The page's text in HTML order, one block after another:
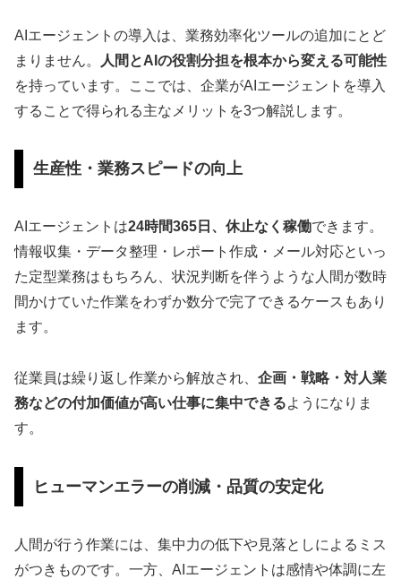
AIエージェントの導入は、業務効率化ツールの追加にとど
まりません。
人間とAIの役割分担を根本から変える可能性
を持っています。ここでは、企業がAIエージェントを導入
することで得られる主なメリットを3つ解説します。
生産性・業務スピードの向上
AIエージェントは24時間365日、休止なく稼働できます。
情報収集・データ整理・レポート作成・メール対応といっ
た定型業務はもちろん、状況判断を伴うような人間が数時
間かけていた作業をわずか数分で完了できるケースもあり
ます。
従業員は繰り返し作業から解放され、 企画・戦略・対人業
務などの付加価値が高い仕事に集中できるようになりま
す。
ヒューマンエラーの削減・品質の安定化
人間が行う作業には、集中力の低下や見落としによるミス
がつきものです。一方、AIエージェントは感情や体調に左